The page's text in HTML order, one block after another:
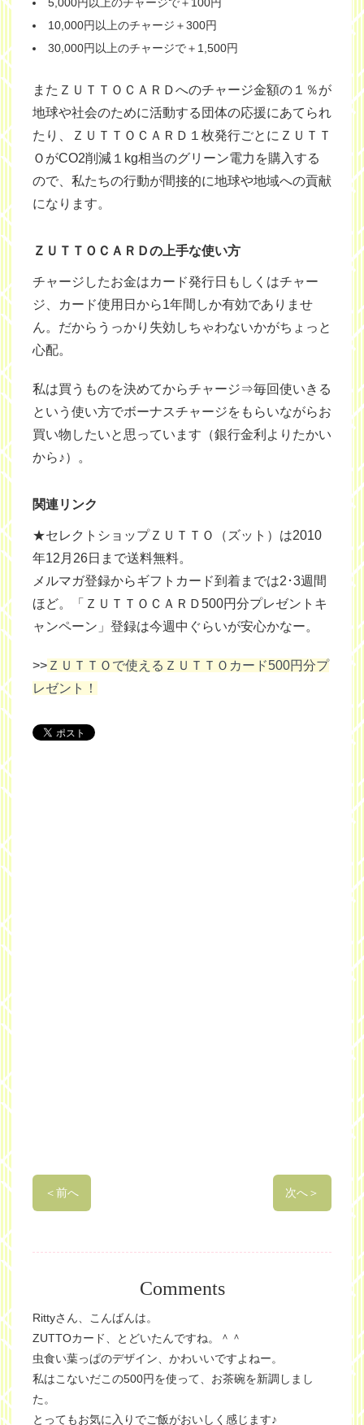
5,000円以上のチャージで＋100円
10,000円以上のチャージ＋300円
30,000円以上のチャージで＋1,500円
またＺＵＴＴＯＣＡＲＤへのチャージ金額の１％が
地球や社会のために活動する団体の応援にあてられ
たり、ＺＵＴＴＯＣＡＲＤ１枚発行ごとにＺＵＴＴ
ＯがCO2削減１kg相当のグリーン電力を購入する
ので、私たちの行動が間接的に地球や地域への貢献
になります。
ＺＵＴＴＯＣＡＲＤの上手な使い方
チャージしたお金はカード発行日もしくはチャー
ジ、カード使用日から1年間しか有効でありませ
ん。だからうっかり失効しちゃわないかがちょっと
心配。
私は買うものを決めてからチャージ⇒毎回使いきる
という使い方でボーナスチャージをもらいながらお
買い物したいと思っています（銀行金利よりたかい
から♪）。
関連リンク
★セレクトショップＺＵＴＴＯ（ズット）は2010
年12月26日まで送料無料。
メルマガ登録からギフトカード到着までは2･3週間
ほど。「ＺＵＴＴＯＣＡＲＤ500円分プレゼントキ
ャンペーン」登録は今週中ぐらいが安心かなー。
>> ＺＵＴＴＯで使えるＺＵＴＴＯカード500円分プ
レゼント！
＜前へ 次へ＞
Comments
Rittyさん、こんばんは。
ZUTTOカード、とどいたんですね。＾＾
虫食い葉っぱのデザイン、かわいいですよねー。
私はこないだこの500円を使って、お茶碗を新調しまし
た。
とってもお気に入りでご飯がおいしく感じます♪